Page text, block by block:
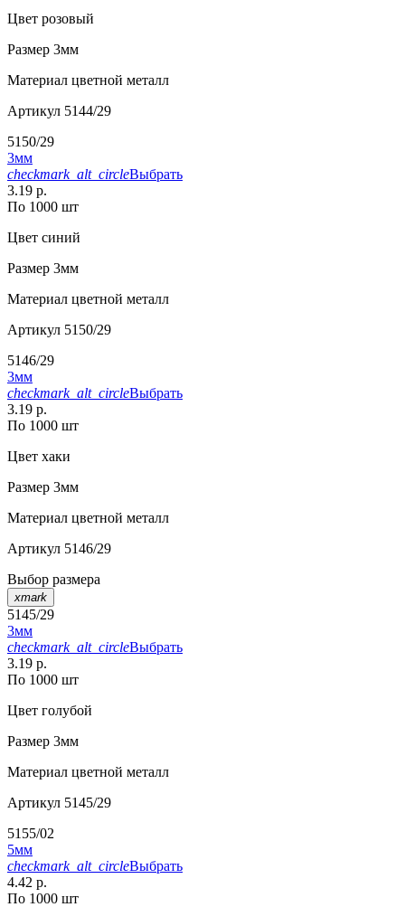
Цвет розовый
Размер 3мм
Материал цветной металл
Артикул 5144/29
5150/29
3мм
checkmark_alt_circleВыбрать
3.19 р.
По 1000 шт
Цвет синий
Размер 3мм
Материал цветной металл
Артикул 5150/29
5146/29
3мм
checkmark_alt_circleВыбрать
3.19 р.
По 1000 шт
Цвет хаки
Размер 3мм
Материал цветной металл
Артикул 5146/29
Выбор размера
xmark
5145/29
3мм
checkmark_alt_circleВыбрать
3.19 р.
По 1000 шт
Цвет голубой
Размер 3мм
Материал цветной металл
Артикул 5145/29
5155/02
5мм
checkmark_alt_circleВыбрать
4.42 р.
По 1000 шт